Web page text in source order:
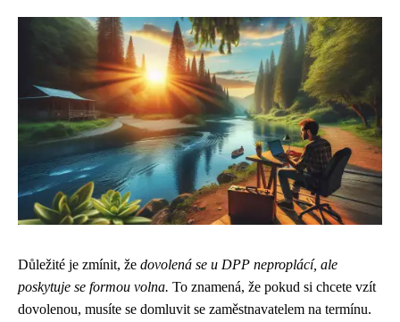
Důležité je zmínit, že dovolená se u DPP neproplácí, ale
poskytuje se formou volna. To znamená, že pokud si chcete vzít
dovolenou, musíte se domluvit se zaměstnavatelem na termínu.